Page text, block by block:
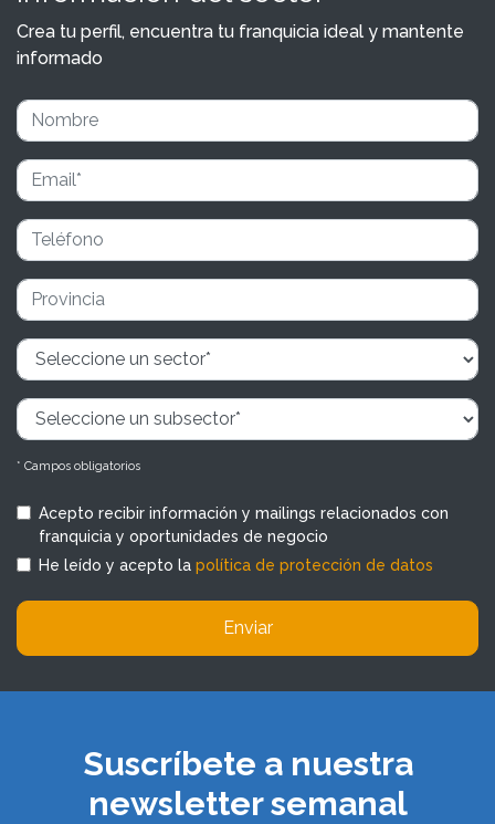
Crea tu perfil, encuentra tu franquicia ideal y mantente
informado
* Campos obligatorios
Acepto recibir información y mailings relacionados con
franquicia y oportunidades de negocio
He leído y acepto la política de protección de datos
Enviar
Suscríbete a nuestra
newsletter semanal